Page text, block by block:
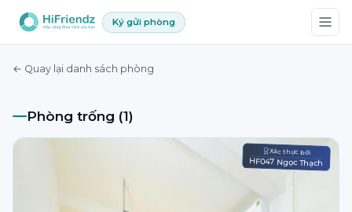
Ký gửi phòng
← Quay lại danh sách phòng
Phòng trống (1)
Xác thực bởi
HF047 Ngọc Thạch